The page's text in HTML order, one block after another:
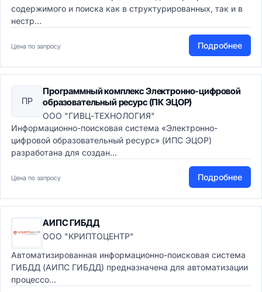
содержимого и поиска как в структурированных, так и в
нестр...
Цена по запросу Подробнее
ПР
Программный комплекс Электронно-цифровой
образовательный ресурс (ПК ЭЦОР)
ООО "ГИВЦ-ТЕХНОЛОГИЯ"
Информационно-поисковая система «Электронно-
цифровой образовательный ресурс» (ИПС ЭЦОР)
разработана для создан...
Цена по запросу Подробнее
АИПС ГИБДД
ООО "КРИПТОЦЕНТР"
Автоматизированная информационно-поисковая система
ГИБДД (АИПС ГИБДД) предназначена для автоматизации
процессо...